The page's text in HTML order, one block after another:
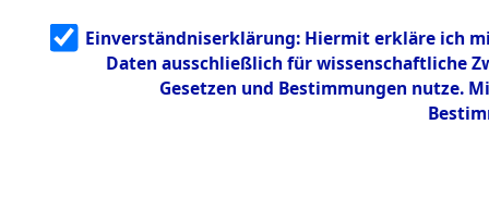
g
5.3.3
Todesmärsch
Einverständniserklärung: Hiermit erkläre ich
Daten ausschließlich für wissenschaftliche
Gesetzen und Bestimmungen nutze.